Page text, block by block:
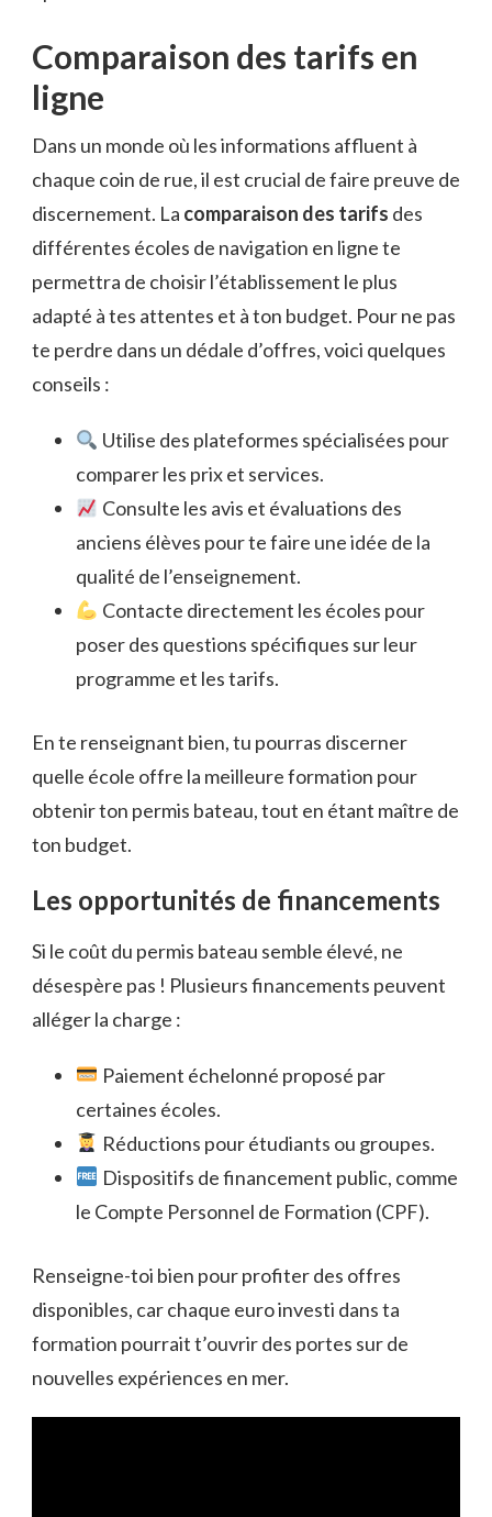
Comparaison des tarifs en
ligne
Dans un monde où les informations affluent à
chaque coin de rue, il est crucial de faire preuve de
discernement. La comparaison des tarifs des
différentes écoles de navigation en ligne te
permettra de choisir l’établissement le plus
adapté à tes attentes et à ton budget. Pour ne pas
te perdre dans un dédale d’offres, voici quelques
conseils :
Utilise des plateformes spécialisées pour
comparer les prix et services.
Consulte les avis et évaluations des
anciens élèves pour te faire une idée de la
qualité de l’enseignement.
Contacte directement les écoles pour
poser des questions spécifiques sur leur
programme et les tarifs.
En te renseignant bien, tu pourras discerner
quelle école offre la meilleure formation pour
obtenir ton permis bateau, tout en étant maître de
ton budget.
Les opportunités de financements
Si le coût du permis bateau semble élevé, ne
désespère pas ! Plusieurs financements peuvent
alléger la charge :
Paiement échelonné proposé par
certaines écoles.
Réductions pour étudiants ou groupes.
Dispositifs de financement public, comme
le Compte Personnel de Formation (CPF).
Renseigne-toi bien pour profiter des offres
disponibles, car chaque euro investi dans ta
formation pourrait t’ouvrir des portes sur de
nouvelles expériences en mer.